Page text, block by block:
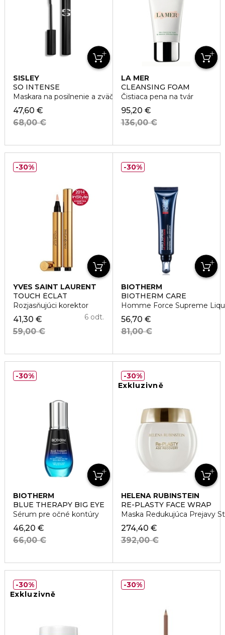
SISLEY
SO INTENSE
Maskara na posilnenie a zväčšenie objemu rias
47,60 €
68,00 €
LA MER
CLEANSING FOAM
Čistiaca pena na tvár
95,20 €
136,00 €
YVES SAINT LAURENT
TOUCH ÉCLAT
Rozjasňujúci korektor
41,30 €
59,00 €
6 odt.
30%
BIOTHERM
BIOTHERM CARE
Homme Force Supreme
56,70 €
81,00 €
30%
BIOTHERM
BLUE THERAPY BIG EYE
Sérum pre očné kontúry
46,20 €
66,00 €
30%
Exkluzivně
HELENA RUBINSTEIN
RE-PLASTY FACE WRAP
Maska Redukujúca Prejavy
274,40 €
392,00 €
30%
Exkluzivně
30% 30%